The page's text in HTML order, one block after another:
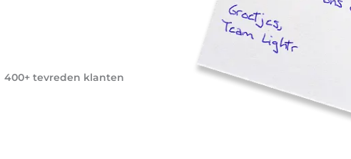
400+ tevreden klanten